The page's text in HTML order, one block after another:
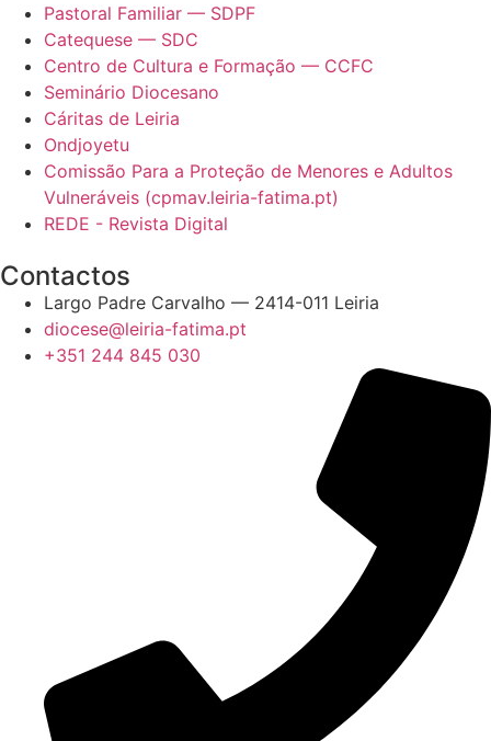
Pastoral Familiar — SDPF
Catequese — SDC
Centro de Cultura e Formação — CCFC
Seminário Diocesano
Cáritas de Leiria
Ondjoyetu
Comissão Para a Proteção de Menores e Adultos
Vulneráveis (cpmav.leiria-fatima.pt)
REDE - Revista Digital
Contactos
Largo Padre Carvalho — 2414-011 Leiria
diocese@leiria-fatima.pt
+351 244 845 030